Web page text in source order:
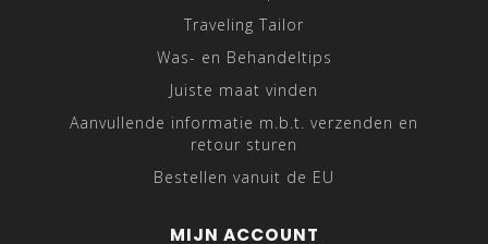
Traveling Tailor
Was- en Behandeltips
Juiste maat vinden
Aanvullende informatie m.b.t. verzenden en
retour sturen
Bestellen vanuit de EU
MIJN ACCOUNT